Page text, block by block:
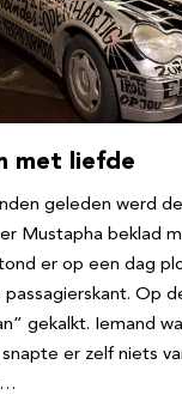
met liefde
geleden werd
Mustapha beklad
er op een dag
Op
gekalkt. Iemand
er zelf niets